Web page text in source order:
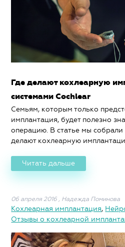
Где делают кохлеарную
системами Cochlear
Семьям, которым только
имплантация, будет полезно
операцию. В статье мы собрали
делают кохлеарную
Читать дальше
06 апреля 2016 , Надежда Поминова
Кохлеарная имплантация,
Отзывы о кохлеарной